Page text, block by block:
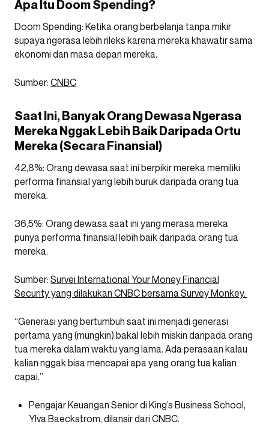
Apa Itu Doom Spending?
Doom Spending: Ketika orang berbelanja tanpa mikir
supaya ngerasa lebih rileks karena mereka khawatir sama
ekonomi dan masa depan mereka.
Sumber: CNBC
Saat Ini, Banyak Orang Dewasa Ngerasa
Mereka Nggak Lebih Baik Daripada Ortu
Mereka (Secara Finansial)
42,8%: Orang dewasa saat ini berpikir mereka memiliki
performa finansial yang lebih buruk daripada orang tua
mereka.
36,5%: Orang dewasa saat ini yang merasa mereka
punya performa finansial lebih baik daripada orang tua
mereka.
Sumber: Survei International Your Money Financial
Security yang dilakukan CNBC bersama Survey Monkey.
“Generasi yang bertumbuh saat ini menjadi generasi
pertama yang (mungkin) bakal lebih miskin daripada orang
tua mereka dalam waktu yang lama. Ada perasaan kalau
kalian nggak bisa mencapai apa yang orang tua kalian
capai.”
Pengajar Keuangan Senior di King’s Business School,
Ylva Baeckstrom, dilansir dari CNBC.